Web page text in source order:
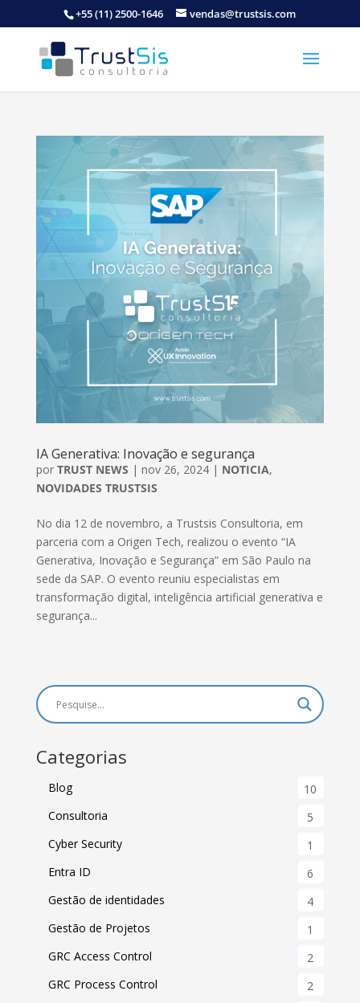
+55 (11) 2500-1646 vendas@trustsis.com
IA Generativa: Inovação e segurança
por TRUST NEWS | nov 26, 2024| NOTICIA,
NOVIDADES TRUSTSIS
No dia 12 de novembro, a Trustsis Consultoria, em
parceria com a Origen Tech, realizou o evento “IA
Generativa, Inovação e Segurança” em São Paulo na
sede da SAP. O evento reuniu especialistas em
transformação digital, inteligência artificial generativa e
segurança...
Categorias
Blog
10
Consultoria
5
Cyber Security
1
Entra ID
6
Gestão de identidades
4
Gestão de Projetos
1
GRC Access Control
2
GRC Process Control
2